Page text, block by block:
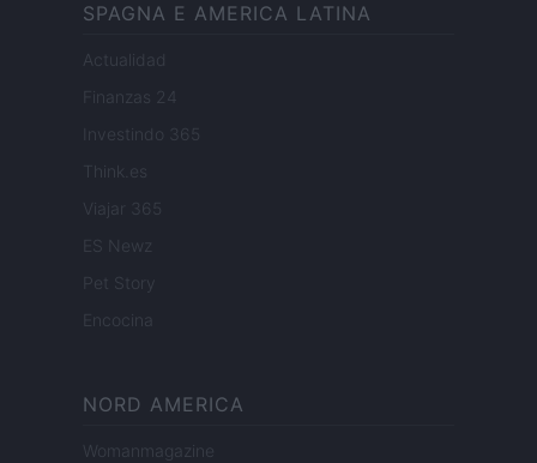
SPAGNA E AMERICA LATINA
Actualidad
Finanzas 24
Investindo 365
Think.es
Viajar 365
ES Newz
Pet Story
Encocina
NORD AMERICA
Womanmagazine